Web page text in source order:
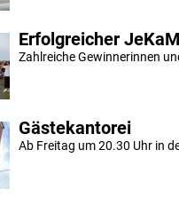
Erfolgreicher
Zahlreiche Gewinnerinnen
Gästekantorei
Ab Freitag um 20.30 Uhr in